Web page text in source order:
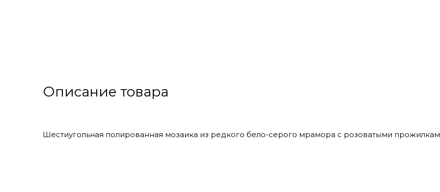
Описание товара
Шестиугольная полированная мозаика из редкого бело-серого мрамора с розоватыми